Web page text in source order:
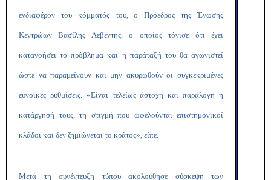
ενδιαφέρον του κόμματός του, ο Πρόεδρος της Ένωσης
Κεντρώων Βασίλης Λεβέντης, ο οποίος τόνισε ότι έχει
κατανοήσει το πρόβλημα και η παράταξή του θα αγωνιστεί
ώστε να παραμείνουν και μην ακυρωθούν οι συγκεκριμένες
ευνοϊκές ρυθμίσεις. «Είναι τελείως άστοχη και παράλογη η
κατάργησή τους, τη στιγμή που ωφελούνται επιστημονικοί
κλάδοι και δεν ζημιώνεται το κράτος», είπε.
Μετά τη συνέντευξη τύπου ακολούθησε σύσκεψη των